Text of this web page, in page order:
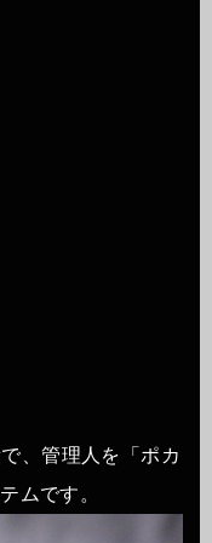
、管理人を「ポカ
ムです。